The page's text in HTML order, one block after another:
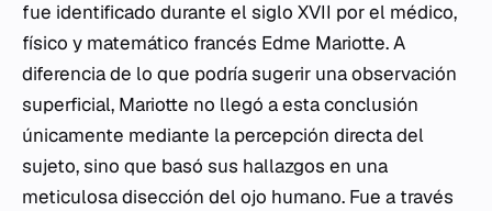
fue identificado durante el siglo XVII por el médico,
físico y matemático francés Edme Mariotte. A
diferencia de lo que podría sugerir una observación
superficial, Mariotte no llegó a esta conclusión
únicamente mediante la percepción directa del
sujeto, sino que basó sus hallazgos en una
meticulosa disección del ojo humano. Fue a través